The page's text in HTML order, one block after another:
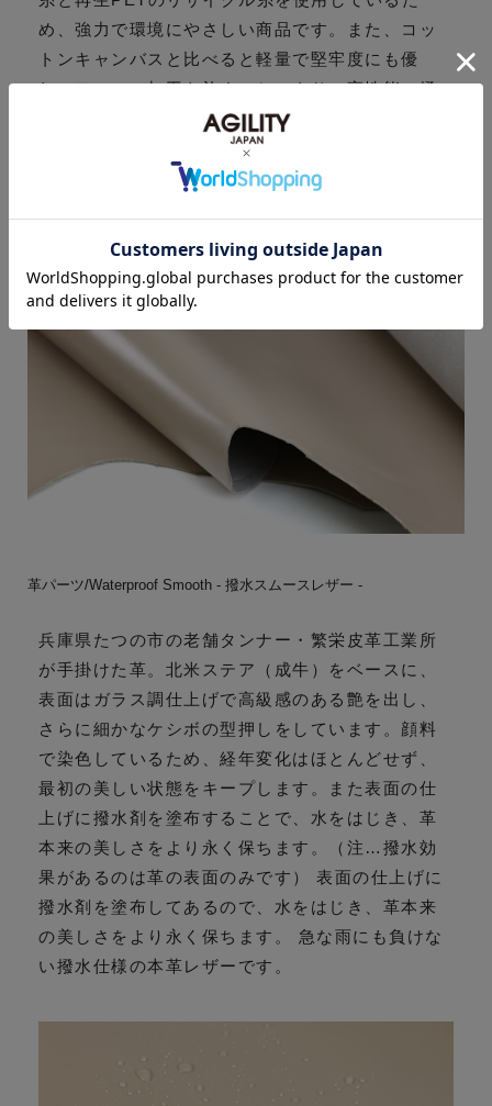
め、強力で環境にやさしい商品です。また、コッ
トンキャンバスと比べると軽量で堅牢度にも優
れ、テフロン加工を施すことにより、高性能の撥
水、防汚機能があります。
CORDUARA®(コーデュラ®)は、耐久性に優れた
革パーツ/Waterproof Smooth - 撥水スムースレザー -
兵庫県たつの市の老舗タンナー・繁栄皮革工業所
が手掛けた革。北米ステア（成牛）をベースに、
表面はガラス調仕上げで高級感のある艶を出し、
さらに細かなケシボの型押しをしています。顔料
で染色しているため、経年変化はほとんどせず、
最初の美しい状態をキープします。また表面の仕
上げに撥水剤を塗布することで、水をはじき、革
本来の美しさをより永く保ちます。（注…撥水効
果があるのは革の表面のみです） 表面の仕上げに
撥水剤を塗布してあるので、水をはじき、革本来
の美しさをより永く保ちます。 急な雨にも負けな
い撥水仕様の本革レザーです。